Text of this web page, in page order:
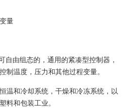
量
自由组态的，通用的紧凑型控制器，
制温度，压力和其他过程变量。
温和冷却系统，干燥和冷冻系统，以
料和包装工业。